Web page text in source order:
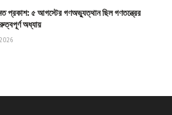
প্রকাশ: ৫ আগস্টের গণঅভ্যুত্থান ছিল গণতন্ত্রের
অধ্যায়